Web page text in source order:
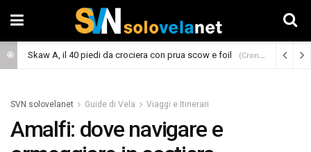
Skaw A, il 40 piedi da crociera con prua scow e foil (Cronaca)
SVN solovelanet Guide di Vela Viaggi e Itinerari
Amalfi: dove navigare e